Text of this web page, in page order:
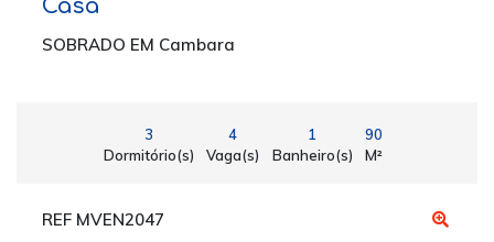
Casa
SOBRADO EM Cambara
3
Dormitório(s)
4
Vaga(s)
1
Banheiro(s)
90
M²
REF MVEN2047